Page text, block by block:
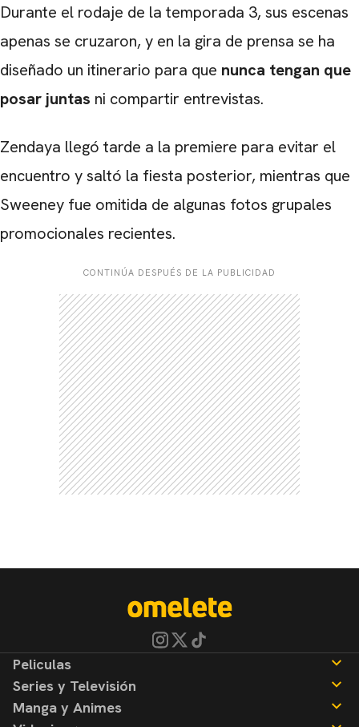
Durante el rodaje de la temporada 3, sus escenas
apenas se cruzaron, y en la gira de prensa se ha
diseñado un itinerario para que nunca tengan que
posar juntas ni compartir entrevistas.
Zendaya llegó tarde a la premiere para evitar el
encuentro y saltó la fiesta posterior, mientras que
Sweeney fue omitida de algunas fotos grupales
promocionales recientes.
CONTINÚA DESPUÉS DE LA PUBLICIDAD
Peliculas
Noticias
Reseñas
Series y Televisión
Noticias
Manga y Animes